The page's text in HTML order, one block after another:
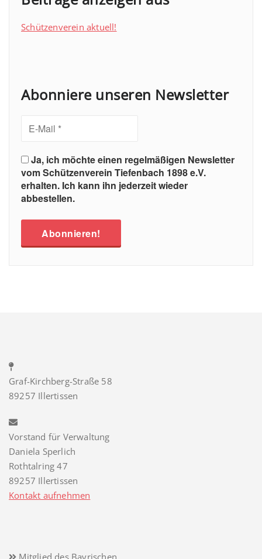
Schützenverein aktuell!
Abonniere unseren Newsletter
Ja, ich möchte einen regelmäßigen Newsletter
vom Schützenverein Tiefenbach 1898 e.V.
erhalten. Ich kann ihn jederzeit wieder
abbestellen.
Graf-Kirchberg-Straße 58
89257 Illertissen
Vorstand für Verwaltung
Daniela Sperlich
Rothtalring 47
89257 Illertissen
Kontakt aufnehmen